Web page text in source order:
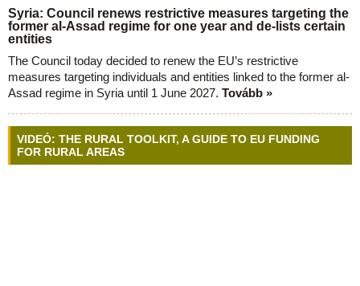
Syria: Council renews restrictive measures targeting the
former al-Assad regime for one year and de-lists certain
entities
The Council today decided to renew the EU’s restrictive
measures targeting individuals and entities linked to the former al-
Assad regime in Syria until 1 June 2027. Tovább »
VIDEÓ: THE RURAL TOOLKIT, A GUIDE TO EU FUNDING
FOR RURAL AREAS